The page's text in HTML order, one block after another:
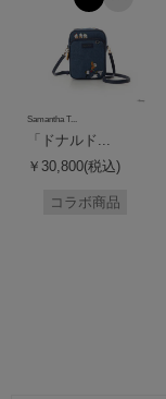
Samantha T...
「ドナルド...
￥30,800(税込)
コラボ商品